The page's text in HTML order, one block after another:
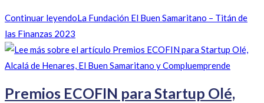
Continuar leyendoLa Fundación El Buen Samaritano – Titán de
las Finanzas 2023
Premios ECOFIN para Startup Olé,